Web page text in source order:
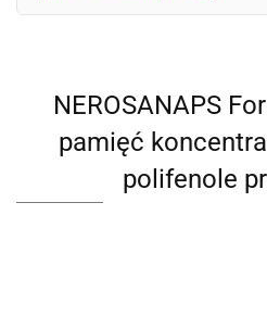
NEROSANAPS
pamięć
polifenole